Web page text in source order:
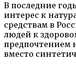
В последние
интерес к
средствам в
людей к
предпочтением
вместо